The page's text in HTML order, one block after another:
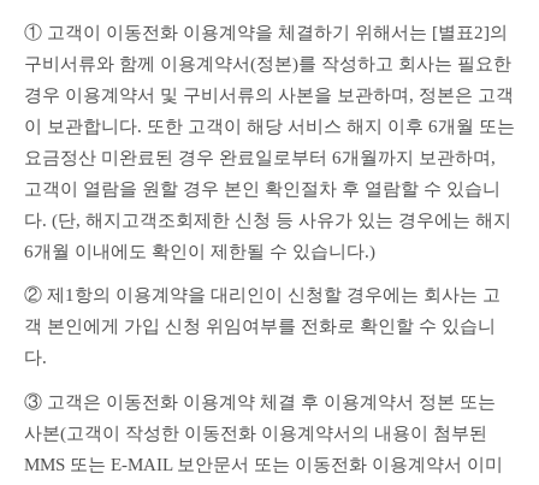
① 고객이 이동전화 이용계약을 체결하기 위해서는 [별표2]의
구비서류와 함께 이용계약서(정본)를 작성하고 회사는 필요한
경우 이용계약서 및 구비서류의 사본을 보관하며, 정본은 고객
이 보관합니다. 또한 고객이 해당 서비스 해지 이후 6개월 또는
요금정산 미완료된 경우 완료일로부터 6개월까지 보관하며,
고객이 열람을 원할 경우 본인 확인절차 후 열람할 수 있습니
다. (단, 해지고객조회제한 신청 등 사유가 있는 경우에는 해지
6개월 이내에도 확인이 제한될 수 있습니다.)
② 제1항의 이용계약을 대리인이 신청할 경우에는 회사는 고
객 본인에게 가입 신청 위임여부를 전화로 확인할 수 있습니
다.
③ 고객은 이동전화 이용계약 체결 후 이용계약서 정본 또는
사본(고객이 작성한 이동전화 이용계약서의 내용이 첨부된
MMS 또는 E-MAIL 보안문서 또는 이동전화 이용계약서 이미